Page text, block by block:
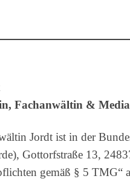
Fachanwältin &
Jordt ist in der
Gottorfstraße 13,
gemäß § 5 TMG“